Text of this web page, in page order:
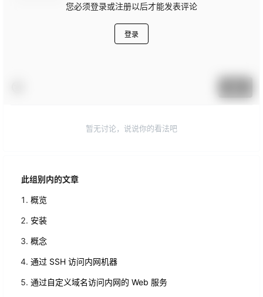
此组别内的文章
概览
安装
概念
通过 SSH 访问内网机器
通过自定义域名访问内网的 Web 服务
您必须登录或注册以后才能发表评论
登录
暂无讨论，说说你的看法吧